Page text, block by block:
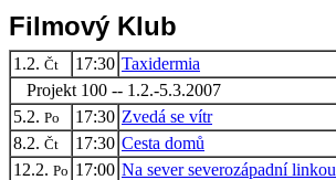
Filmový Klub
1.2. Čt 17:30 Taxidermia
Projekt 100 -- 1.2.-5.3.2007
5.2. Po 17:30 Zvedá se vítr
8.2. Čt 17:30 Cesta domů
12.2. Po 17:00 Na sever severozápadní linkou